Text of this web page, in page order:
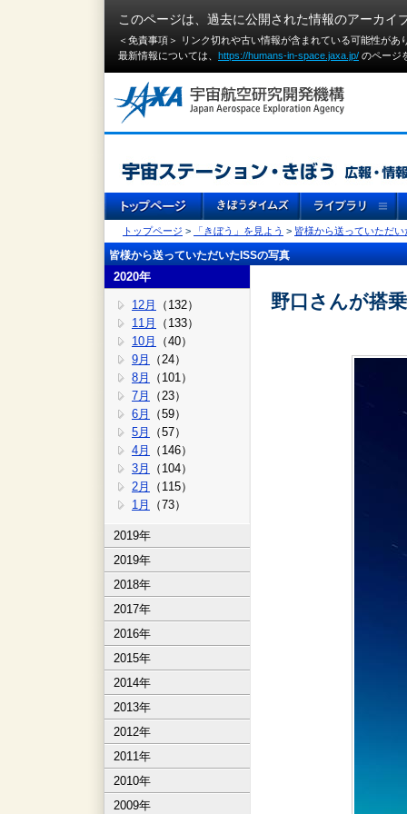
このページは、過去に公開された情報のアーカイ
＜免責事項＞ リンク切れや古い情報が含まれている可能性が
最新情報については、 https://humans-in-space.jaxa.jp/ のページ
トップページ > 「きぼう」を見よう > 皆様から送っていただい
皆様から送っていただいたISSの写真
2020年
12月
（132）
11月
（133）
10月
（40）
9月
（24）
8月
（101）
7月
（23）
6月
（59）
5月
（57）
4月
（146）
3月
（104）
2月
（115）
1月
（73）
2019年
2019年
2018年
2017年
2016年
2015年
2014年
2013年
2012年
2011年
2010年
2009年
野口さんが搭